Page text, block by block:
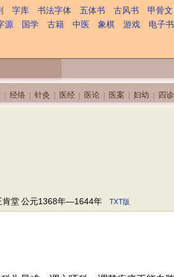
字库 书法字体 五体书 古风书 甲骨文
源 国学 古籍 中医 象棋 游戏 电子书
经络 针灸 医经 医论 医案 妇幼 四诊
肯堂 公元1368年—1644年 TXT版